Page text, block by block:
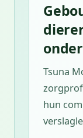
Tsuna
hun